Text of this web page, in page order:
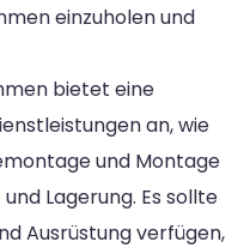
einzuholen und
bietet eine
an, wie
und Montage
Lagerung. Es sollte
Ausrüstung verfügen,